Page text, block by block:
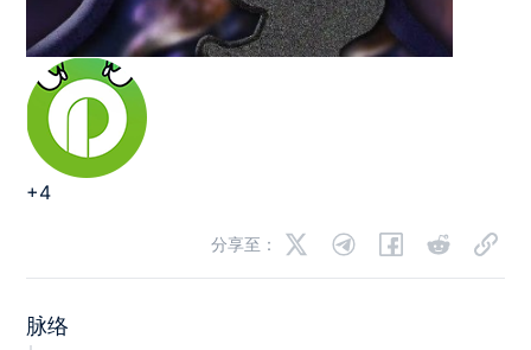
+4
分享至：
脉络